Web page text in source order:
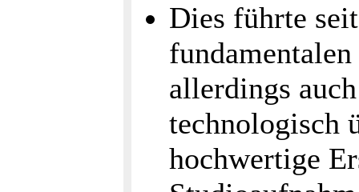
Dies führte
allerdings
technologisch
hochwertige